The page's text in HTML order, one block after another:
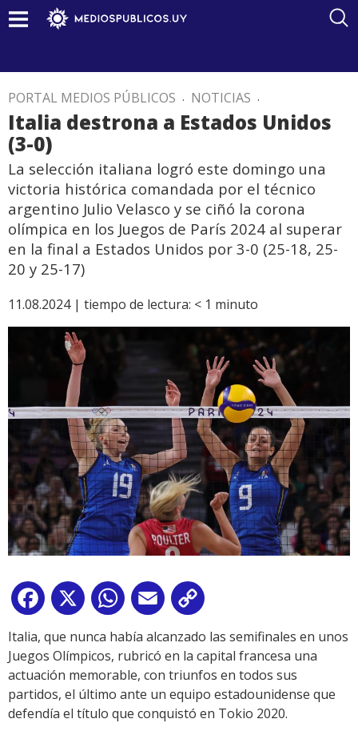
PORTAL MEDIOS PÚBLICOS . NOTICIAS .
Italia destrona a Estados Unidos
(3-0)
La selección italiana logró este domingo una
victoria histórica comandada por el técnico
argentino Julio Velasco y se ciñó la corona
olímpica en los Juegos de París 2024 al superar
en la final a Estados Unidos por 3-0 (25-18, 25-
20 y 25-17)
11.08.2024 | tiempo de lectura: < 1 minuto
Facebook
X WhatsApp
Email
Link
Italia, que nunca había alcanzado las semifinales en unos
Juegos Olímpicos, rubricó en la capital francesa una
actuación memorable, con triunfos en todos sus
partidos, el último ante un equipo estadounidense que
defendía el título que conquistó en Tokio 2020.